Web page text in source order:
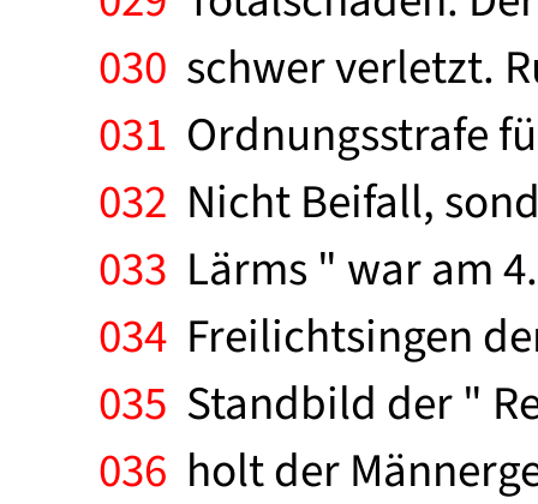
030 schwer verletzt.
031 Ordnungsstrafe
032 Nicht Beifall,
033 Lärms " war am
034 Freilichtsingen
035 Standbild der "
036 holt der